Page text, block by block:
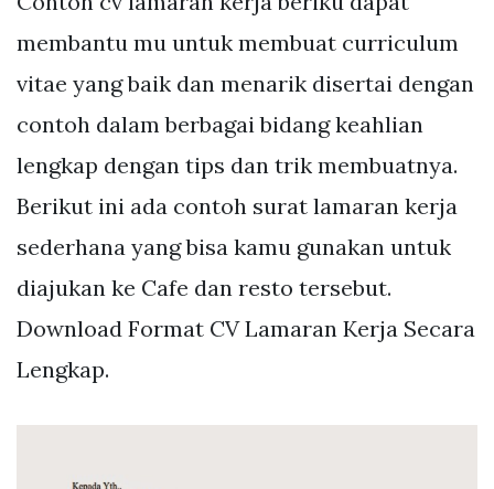
membantu mu untuk membuat curriculum
vitae yang baik dan menarik disertai dengan
contoh dalam berbagai bidang keahlian
lengkap dengan tips dan trik membuatnya.
Berikut ini ada contoh surat lamaran kerja
sederhana yang bisa kamu gunakan untuk
diajukan ke Cafe dan resto tersebut.
Download Format CV Lamaran Kerja Secara
Lengkap.